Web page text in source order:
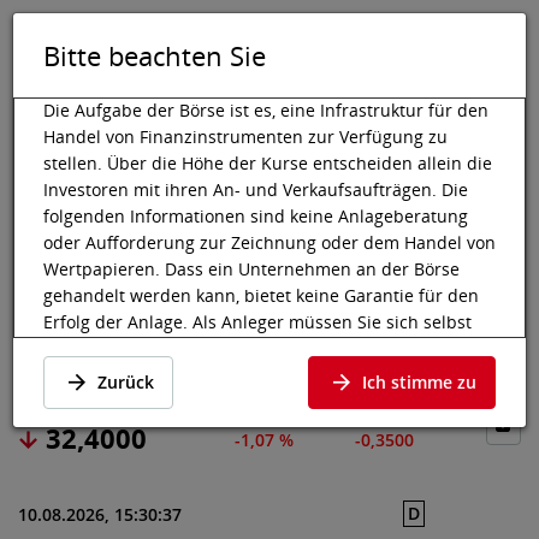
Toggle
Wiener Börse Marktdaten Aktien & Sonstige Preisdaten
Bitte beachten Sie
Die Aufgabe der Börse ist es, eine Infrastruktur für den
Handel von Finanzinstrumenten zur Verfügung zu
stellen. Über die Höhe der Kurse entscheiden allein die
Investoren mit ihren An- und Verkaufsaufträgen. Die
folgenden Informationen sind keine Anlageberatung
oder Aufforderung zur Zeichnung oder dem Handel von
Wertpapieren. Dass ein Unternehmen an der Börse
gehandelt werden kann, bietet keine Garantie für den
Erfolg der Anlage. Als Anleger müssen Sie sich selbst
Risiken, bis hin zum Totalverlust, abwägen. Lassen Sie
sich gegebenenfalls beraten. Besonders bei jüngeren
und kleineren Unternehmen kann es zu höheren
Kursschwankungen kommen und oft stehen weniger
Die nachfolgenden Wertpapiere notieren an einem
Zurück Ich stimme zu
RTL GROUP SA
Preisdaten ·LU0061462528 ·RTL
32,4000 -1,07 % -0,3500
10.08.2026, 15:30:37 D